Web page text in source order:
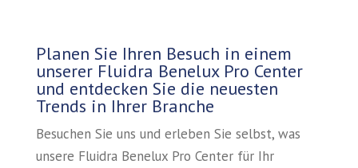
Planen Sie Ihren Besuch in einem
unserer Fluidra Benelux Pro Center
und entdecken Sie die neuesten
Trends in Ihrer Branche
Besuchen Sie uns und erleben Sie selbst, was
unsere Fluidra Benelux Pro Center für Ihr